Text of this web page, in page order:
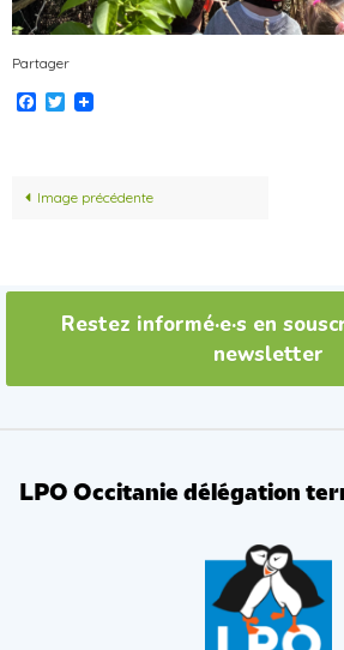
Partager
Facebook
Twitter
Image précédente
Restez informé·e·s en
newsletter
LPO Occitanie délégation